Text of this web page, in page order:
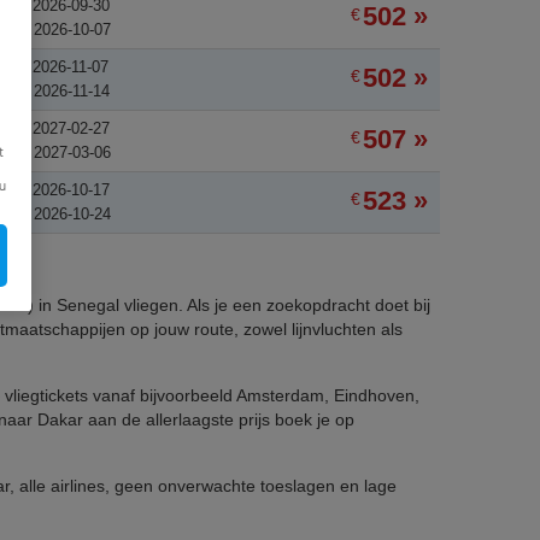
2026-09-30
2026-10-07
€502 »
2026-11-07
2026-11-14
€502 »
2027-02-27
2027-03-06
€507 »
2026-10-17
2026-10-24
€523 »
in Senegal vliegen. Als je een zoekopdracht doet bij
op jouw route, zowel lijnvluchten als
vanaf bijvoorbeeld Amsterdam, Eindhoven,
Dakar aan de allerlaagste prijs boek je op
alle airlines, geen onverwachte toeslagen en lage